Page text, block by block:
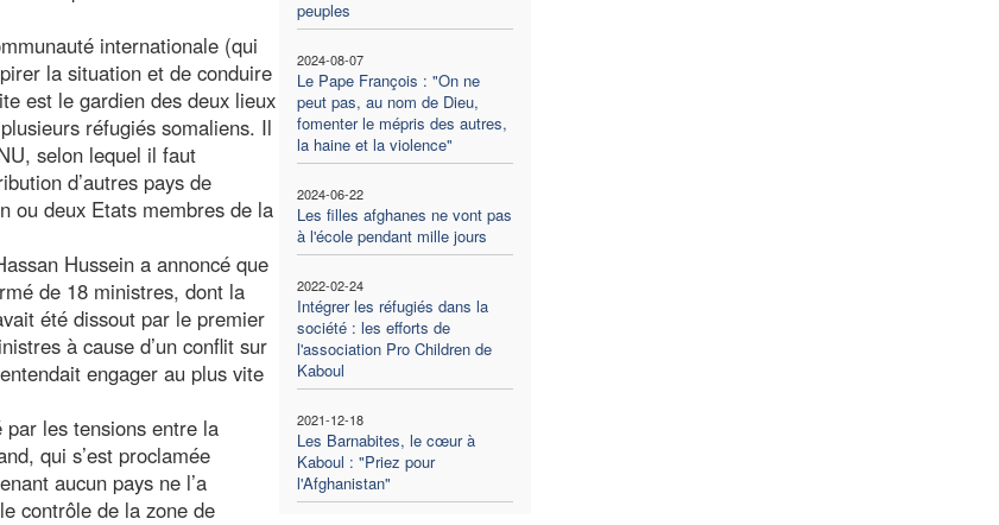
peuples
2024-08-07
Le Pape François : "On ne
peut pas, au nom de Dieu,
fomenter le mépris des autres,
la haine et la violence"
2024-06-22
Les filles afghanes ne vont pas
à l'école pendant mille jours
2022-02-24
Intégrer les réfugiés dans la
société : les efforts de
l'association Pro Children de
Kaboul
2021-12-18
Les Barnabites, le cœur à
Kaboul : "Priez pour
l'Afghanistan"
internationale (qui
la situation et de conduire
est le gardien des deux lieux
réfugiés somaliens. Il
selon lequel il faut
d’autres pays de
ou deux Etats membres de la
Hussein a annoncé que
de 18 ministres, dont la
été dissout par le premier
à cause d’un conflit sur
engager au plus vite
les tensions entre la
qui s’est proclamée
aucun pays ne l’a
contrôle de la zone de